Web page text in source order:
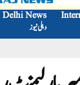
Delhi News
دہلی نیوز